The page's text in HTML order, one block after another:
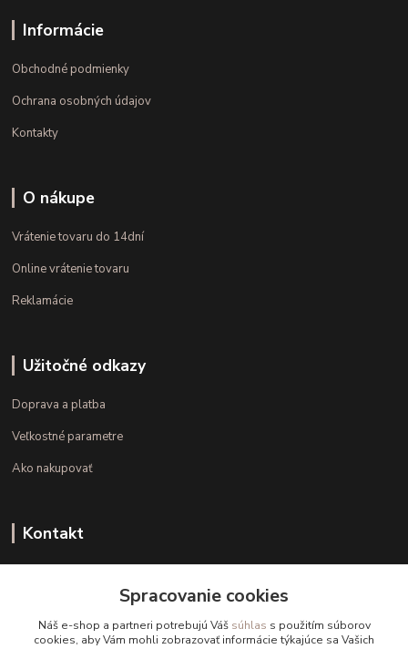
Informácie
Obchodné podmienky
Ochrana osobných údajov
Kontakty
O nákupe
Vrátenie tovaru do 14dní
Online vrátenie tovaru
Reklamácie
Užitočné odkazy
Doprava a platba
Veľkostné parametre
Ako nakupovať
Kontakt
(Po.-Pi. 10.00 - 15.00)
info@kvalitnaBielizen.sk
Spracovanie cookies
Náš e-shop a partneri potrebujú Váš súhlas s použitím súborov
cookies, aby Vám mohli zobrazovať informácie týkajúce sa Vašich